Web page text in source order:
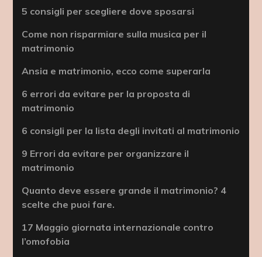
5 consigli per scegliere dove sposarsi
Come non risparmiare sulla musica per il
matrimonio
Ansia e matrimonio, ecco come superarla
6 errori da evitare per la proposta di
matrimonio
6 consigli per la lista degli invitati al matrimonio
9 Errori da evitare per organizzare il
matrimonio
Quanto deve essere grande il matrimonio? 4
scelte che puoi fare.
17 Maggio giornata internazionale contro
l’omofobia